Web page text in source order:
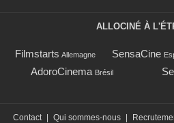
ALLOCINÉ À
Filmstarts Allemagne SensaCine
AdoroCinema Brésil
Contact | Qui sommes-nous |